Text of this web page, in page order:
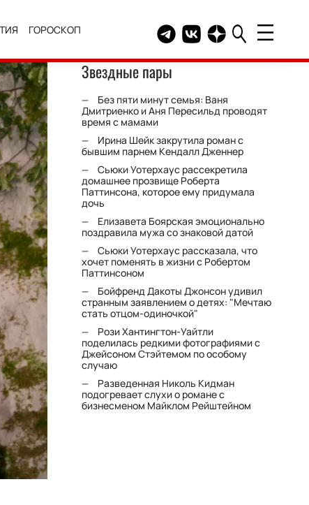
ГОРОСКОП Telegram канал HELLO
Группа HELLO
Канал HELLO в
Звездные пары
Без пяти минут семья: Ваня
Дмитриенко и Аня Пересильд проводят
время с мамами
Ирина Шейк закрутила роман с
бывшим парнем Кендалл Дженнер
Сьюки Уотерхаус рассекретила
домашнее прозвище Роберта
Паттинсона, которое ему придумала
дочь
Елизавета Боярская эмоционально
поздравила мужа со знаковой датой
Сьюки Уотерхаус рассказала, что
хочет поменять в жизни с Робертом
Паттинсоном
Бойфренд Дакоты Джонсон удивил
странным заявлением о детях: "Мечтаю
стать отцом-одиночкой"
Рози Хантингтон-Уайтли
поделилась редкими фотографиями с
Джейсоном Стэйтемом по особому
случаю
Разведенная Николь Кидман
подогревает слухи о романе с
бизнесменом Майклом Рейштейном